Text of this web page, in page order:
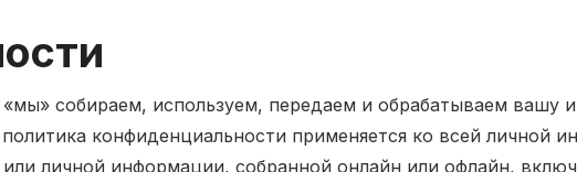
собираем, используем, передаем и обрабатываем вашу
конфиденциальности применяется ко всей личной
личной информации, собранной онлайн или офлайн,